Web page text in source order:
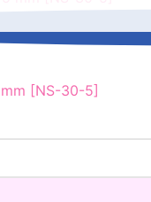
mm [NS-30-5]